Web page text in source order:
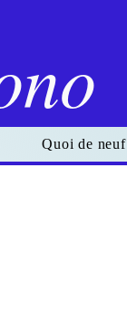
Quoi de neuf